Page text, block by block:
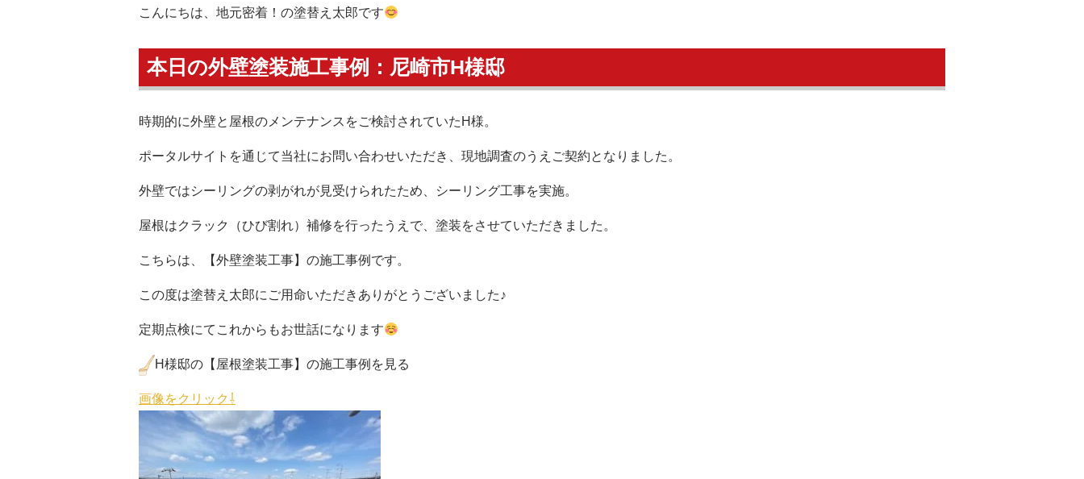
こんにちは、地元密着！の塗替え太郎です
本日の外壁塗装施工事例：尼崎市H様邸
時期的に外壁と屋根のメンテナンスをご検討されていたH様。
ポータルサイトを通じて当社にお問い合わせいただき、現地調査のうえご契約となりました。
外壁ではシーリングの剥がれが見受けられたため、シーリング工事を実施。
屋根はクラック（ひび割れ）補修を行ったうえで、塗装をさせていただきました。
こちらは、【外壁塗装工事】の施工事例です。
この度は塗替え太郎にご用命いただきありがとうございました♪
定期点検にてこれからもお世話になります
H様邸の【屋根塗装工事】の施工事例を見る
画像をクリック⇩